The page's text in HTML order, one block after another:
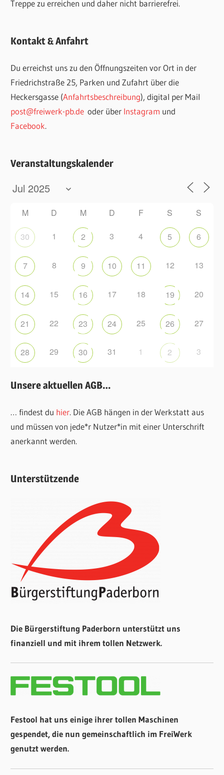
Treppe zu erreichen und daher nicht barrierefrei.
Kontakt & Anfahrt
Du erreichst uns zu den Öffnungszeiten vor Ort in der
Friedrichstraße 25, Parken und Zufahrt über die
Heckersgasse (Anfahrtsbeschreibung), digital per Mail
post@freiwerk-pb.de oder über Instagram und
Facebook.
Veranstaltungskalender
M D M D F S S
30 1 2 3 4 5 6
7 8 9 10 11 12 13
14 15 16 17 18 19 20
21 22 23 24 25 26 27
28 29 30 31 1 2 3
Unsere aktuellen AGB…
… findest du hier. Die AGB hängen in der Werkstatt aus
und müssen von jede*r Nutzer*in mit einer Unterschrift
anerkannt werden.
Unterstützende
Die Bürgerstiftung Paderborn unterstützt uns
finanziell und mit ihrem tollen Netzwerk.
Festool hat uns einige ihrer tollen Maschinen
gespendet, die nun gemeinschaftlich im FreiWerk
genutzt werden.